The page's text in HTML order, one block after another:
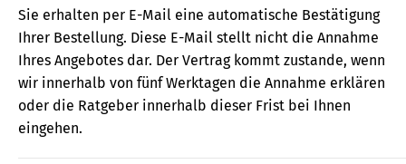
Sie erhalten per E-Mail eine automatische Bestätigung
Ihrer Bestellung. Diese E-Mail stellt nicht die Annahme
Ihres Angebotes dar. Der Vertrag kommt zustande, wenn
wir innerhalb von fünf Werktagen die Annahme erklären
oder die Ratgeber innerhalb dieser Frist bei Ihnen
eingehen.